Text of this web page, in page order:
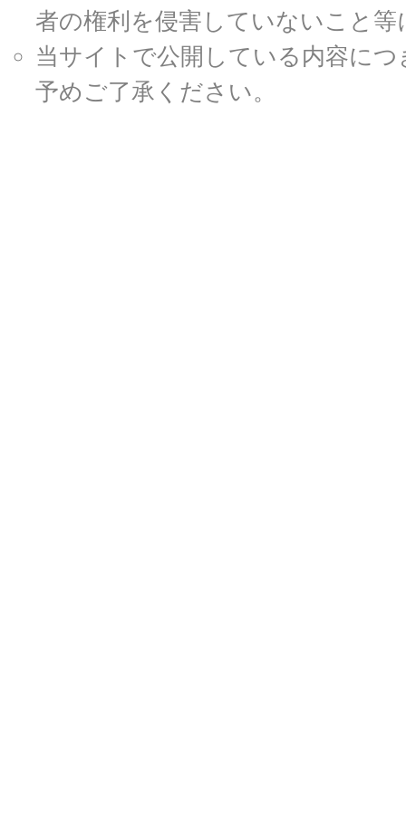
者の権利を侵害していないこと
当サイトで公開している内容に
予めご了承ください。